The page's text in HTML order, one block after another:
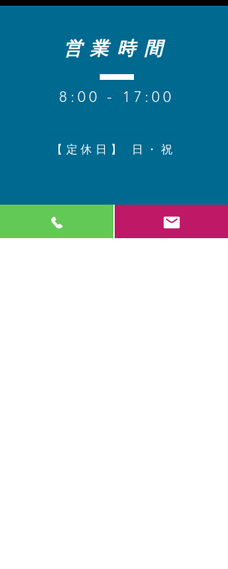
営業時間
8 :00 - 17:00
【定休日】 日・祝​
コンタクト